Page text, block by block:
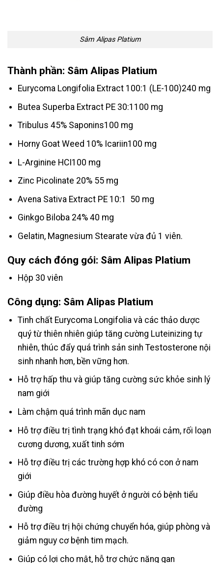
Sâm Alipas Platium
Thành phần: Sâm Alipas Platium
Eurycoma Longifolia Extract 100:1 (LE-100)240 mg
Butea Superba Extract PE 30:1100 mg
Tribulus 45% Saponins100 mg
Horny Goat Weed 10% Icariin100 mg
L-Arginine HCI100 mg
Zinc Picolinate 20% 55 mg
Avena Sativa Extract PE 10:1 50 mg
Ginkgo Biloba 24% 40 mg
Gelatin, Magnesium Stearate vừa đủ 1 viên.
Quy cách đóng gói: Sâm Alipas Platium
Hộp 30 viên
Công dụng: Sâm Alipas Platium
Tinh chất Eurycoma Longifolia và các thảo dược
quý từ thiên nhiên giúp tăng cường Luteinizing tự
nhiên, thúc đẩy quá trình sản sinh Testosterone nội
sinh nhanh hơn, bền vững hơn.
Hỗ trợ hấp thu và giúp tăng cường sức khỏe sinh lý
nam giới
Làm chậm quá trình mãn dục nam
Hỗ trợ điều trị tình trạng khó đạt khoái cảm, rối loạn
cương dương, xuất tinh sớm
Hỗ trợ điều trị các trường hợp khó có con ở nam
giới
Giúp điều hòa đường huyết ở người có bệnh tiểu
đường
Hỗ trợ điều trị hội chứng chuyển hóa, giúp phòng và
giảm nguy cơ bệnh tim mạch.
Giúp có lợi cho mật, hỗ trợ chức năng gan